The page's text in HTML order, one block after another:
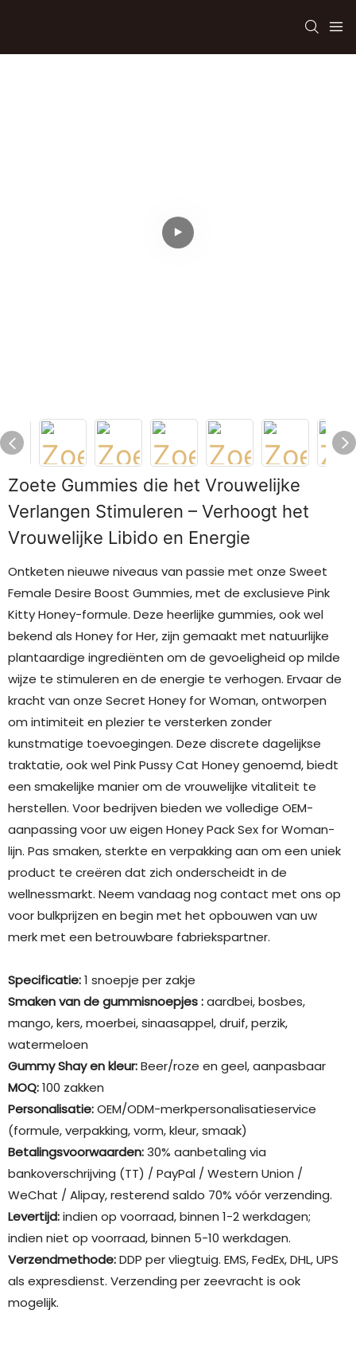
Zoete Gummies die het Vrouwelijke
Verlangen Stimuleren – Verhoogt het
Vrouwelijke Libido en Energie
Ontketen nieuwe niveaus van passie met onze Sweet
Female Desire Boost Gummies, met de exclusieve Pink
Kitty Honey-formule. Deze heerlijke gummies, ook wel
bekend als Honey for Her, zijn gemaakt met natuurlijke
plantaardige ingrediënten om de gevoeligheid op milde
wijze te stimuleren en de energie te verhogen. Ervaar de
kracht van onze Secret Honey for Woman, ontworpen
om intimiteit en plezier te versterken zonder
kunstmatige toevoegingen. Deze discrete dagelijkse
traktatie, ook wel Pink Pussy Cat Honey genoemd, biedt
een smakelijke manier om de vrouwelijke vitaliteit te
herstellen. Voor bedrijven bieden we volledige OEM-
aanpassing voor uw eigen Honey Pack Sex for Woman-
lijn. Pas smaken, sterkte en verpakking aan om een ​​uniek
product te creëren dat zich onderscheidt in de
wellnessmarkt. Neem vandaag nog contact met ons op
voor bulkprijzen en begin met het opbouwen van uw
merk met een betrouwbare fabriekspartner.
Specificatie:1 snoepje per zakje
Smaken van de gummisnoepjes:aardbei, bosbes,
mango, kers, moerbei, sinaasappel, druif, perzik,
watermeloen
Gummy Shay en kleur:Beer/roze en geel, aanpasbaar
MOQ:100 zakken
Personalisatie:OEM/ODM-merkpersonalisatieservice
(formule, verpakking, vorm, kleur, smaak)
Betalingsvoorwaarden:30% aanbetaling via
bankoverschrijving (TT) / PayPal / Western Union /
WeChat / Alipay, resterend saldo 70% vóór verzending.
Levertijd:indien op voorraad, binnen 1-2 werkdagen;
indien niet op voorraad, binnen 5-10 werkdagen.
Verzendmethode:DDP per vliegtuig. EMS, FedEx, DHL, UPS
als expresdienst. Verzending per zeevracht is ook
mogelijk.